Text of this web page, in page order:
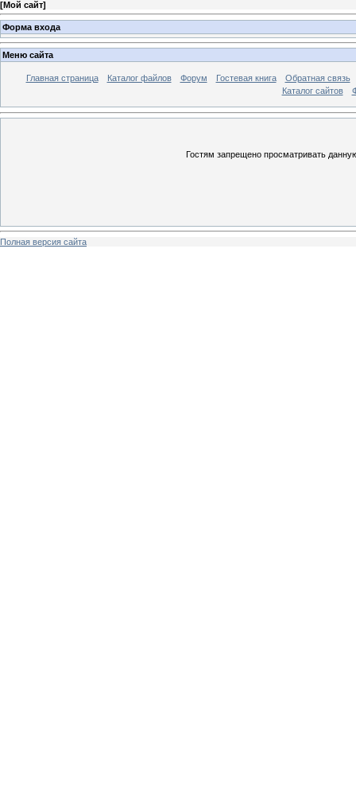
[Мой сайт]
Форма входа
Меню сайта
Главная страница Каталог файлов Форум Гостевая книга
Обратная связь
Каталог сайтов
Гостям запрещено просматривать
Полная версия сайта